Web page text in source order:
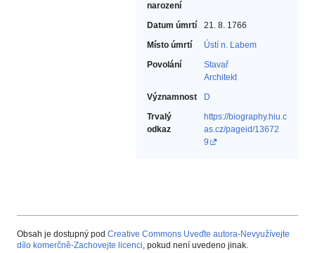
narození
Datum úmrtí
21. 8. 1766
Místo úmrtí
Ústí n. Labem
Povolání
Stavař‎
Architekt‎
Významnost
D
Trvalý
odkaz
https://biography.hiu.c
as.cz/pageid/13672
9
Obsah je dostupný pod Creative Commons Uveďte autora-Nevyužívejte
dílo komerčně-Zachovejte licenci, pokud není uvedeno jinak.